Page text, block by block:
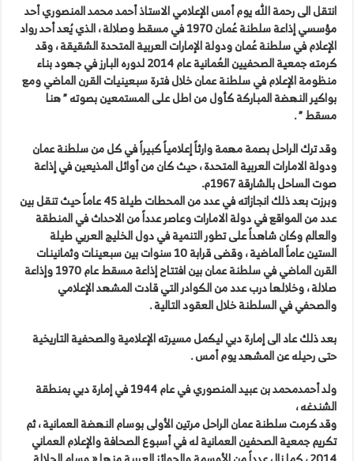
انتقل الى رحمة الله يوم أمس الإعلامي الاستاذ أحمد محمد المنصوري أحد
مؤسسي إذاعة سلطنة عُمان 1970 في مسقط وصلالة ، الذي يُعد أحد رواد
الإعلام في سلطنة عُمان ودولة الإمارات العربية المتحدة الشقيقة ، وقد
كرمته جمعية الصحفيين العُمانية عام 2014 لدوره البارز في جهود بناء
منظومة الإعلام في سلطنة عمان خلال فترة سبعينيات القرن الماضي ومع
بواكير النهضة المباركة كأول من اطل على المستمعين بصوته ” هنا
مسقط ” .
وقد ترك الراحل بصمة مهمة وارثاً إعلامياً كبيراً في كل من سلطنة عمان
ودولة الامارات العربية المتحدة ، حيث كان من أوائل المذيعين في إذاعة
صوت الساحل بالشارقة 1967م.
وبرزت بعد ذلك انجازاته في عدد من المحطات طيلة 45 عاماً حيث تنقل بين
عدد من المواقع في دولة الامارات وعاصر عدداً من الاحداث في المنطقة
والعالم وكان شاهداً على تطور التنمية في دول الخليج العربي طيلة
الستين عاماً الماضية ، وقضى قرابة 10 سنوات بين سبعينات وثمانينات
القرن الماضي في سلطنة عمان بين افتتاح إذاعة مسقط عام 1970 وإذاعة
صلالة ، وخلالها درب عدد من الكوادر التي قادت المشهد الإعلامي
والصحفي في السلطنة خلال العقود التالية .
بعد ذلك عاد الى إمارة دبي ليكمل مسيرته الإعلامية والصحفية التاريخية
حتى رحيله عن المشهد يوم أمس .
ولد أحمدمحمد بن عبيد المنصوري في عام ‬1944 في إمارة دبي بمنطقة
الشندغه ،
وقد كرمت سلطنة عمان الراحل مرتين الأولى بوسام النهضة العمانية ، ثم
تكريم جمعية الصحفين العمانية له في أسبوع الصحافة والإعلام العماني